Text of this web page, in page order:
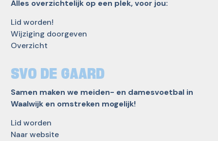
Alles overzichtelijk op een plek, voor jou:
Lid worden!
Wijziging doorgeven
Overzicht
SVO DE GAARD
Samen maken we meiden- en damesvoetbal in
Waalwijk en omstreken mogelijk!
Lid worden
Naar website